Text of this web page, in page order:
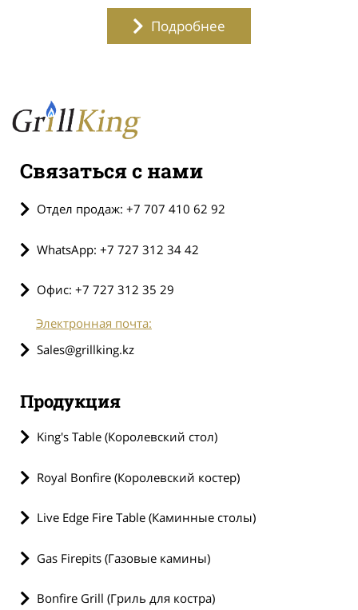
Подробнее
Связаться с нами
Отдел продаж: +7 707 410 62 92
WhatsApp: +7 727 312 34 42
Офис: +7 727 312 35 29
Электронная почта:
Sales@grillking.kz
Продукция
King's Table (Королевский стол)
Royal Bonfire (Королевский костер)
Live Edge Fire Table (Каминные столы)
Gas Firepits (Газовые камины)
Bonfire Grill (Гриль для костра)